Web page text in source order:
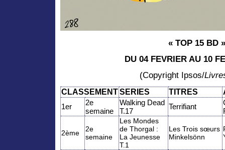
« TOP 15 BD
DU 04 FEVRIER AU 10
(Copyright Ipsos/
CLASSEMENTSERIES TITRES
1er
2e
semaine
Walking Dead
T.17
Terrifiant
2ème
2e
semaine
Les Mondes
de Thorgal :
La Jeunesse
T.1
Les Trois sœurs
Minkelsönn